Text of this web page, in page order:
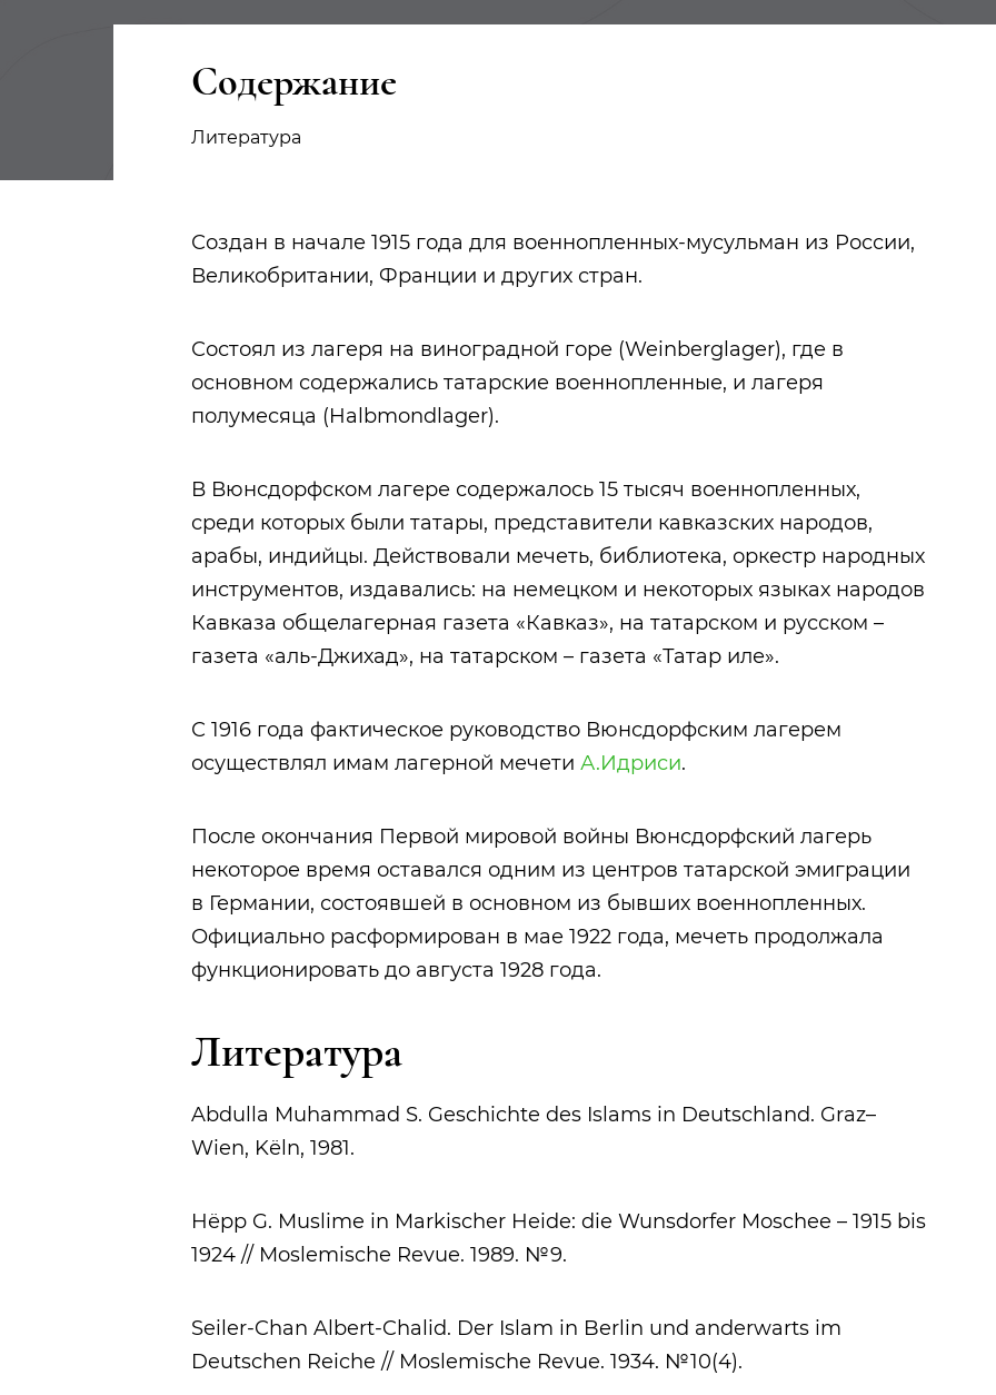
Содержание
Литература
Создан в начале 1915 года для военнопленных-мусульман из России,
Великобритании, Франции и других стран.
Состоял из лагеря на виноградной горе (Weinberglager), где в
основном содержались татарские военнопленные, и лагеря
полумесяца (Halbmondlager).
В Вюнсдорфском лагере содержалось 15 тысяч военнопленных,
среди которых были татары, представители кавказских народов,
арабы, индийцы. Действовали мечеть, библиотека, оркестр народных
инструментов, издавались: на немецком и некоторых языках народов
Кавказа общелагерная газета «Кавказ», на татарском и русском –
газета «аль-Джихад», на татарском – газета «Татар иле».
С 1916 года фактическое руководство Вюнсдорфским лагерем
осуществлял имам лагерной мечети А.Идриси.
После окончания Первой мировой войны Вюнсдорфский лагерь
некоторое время оставался одним из центров татарской эмиграции
в Германии, состоявшей в основном из бывших военнопленных.
Официально расформирован в мае 1922 года, мечеть продолжала
функционировать до августа 1928 года.
Литература
Abdulla Muhammad S. Geschichte des Islams in Deutschland. Graz–
Wien, Kёln, 1981.
Hёpp G. Muslime in Mаrkischer Heide: die Wunsdorfer Moschee – 1915 bis
1924 // Moslemische Revue. 1989. №9.
Seiler-Chan Albert-Chalid. Der Islam in Berlin und anderwarts im
Deutschen Reiche // Moslemische Revue. 1934. №10(4).
1918–1919 гг. в
Академии наук
СССР
А.А.Максимова